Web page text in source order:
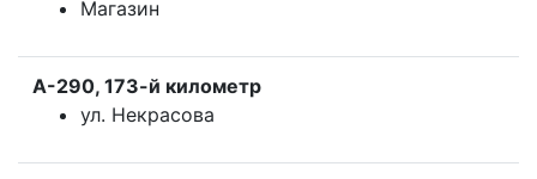
Магазин
А-290, 173-й километр
ул. Некрасова